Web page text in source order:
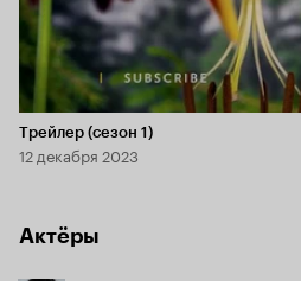
Длительность 1 мин
Трейлер (сезон 1)
12 декабря 2023
Актёры